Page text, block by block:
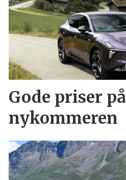
Gode priser på
nykommeren